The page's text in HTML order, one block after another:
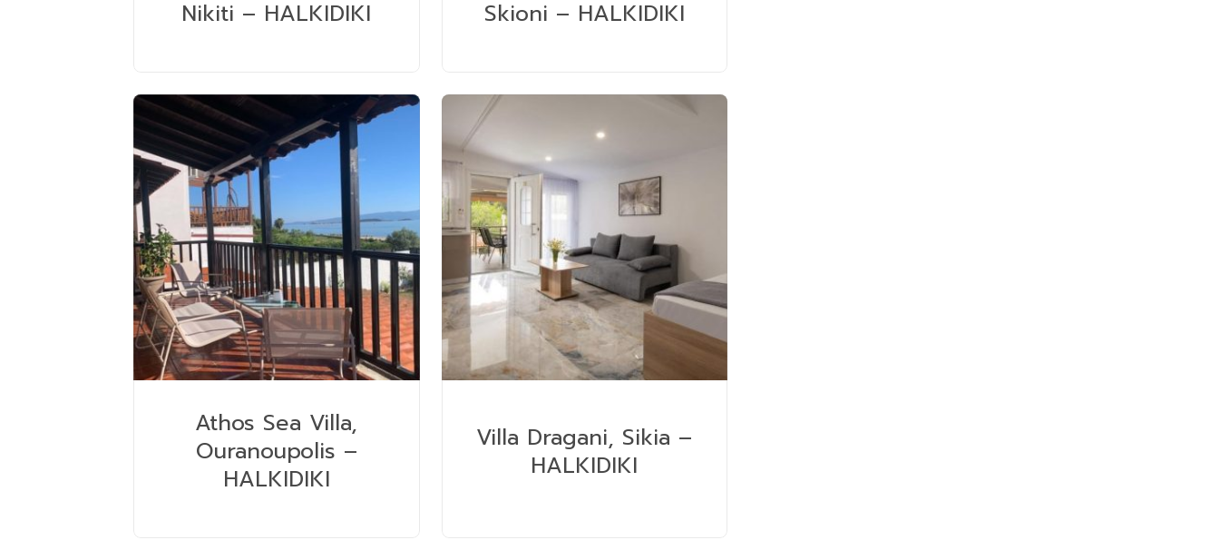
Nikiti – HALKIDIKI
Skioni – HALKIDIKI
Athos Sea Villa,
Ouranoupolis –
HALKIDIKI
Villa Dragani, Sikia –
HALKIDIKI